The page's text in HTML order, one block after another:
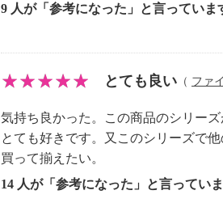
：一連パウチ×２個（ミルク、クリー
・日本製
【その他】
＜ＭＥＭ サンプロテクト リクイッ
ー クリアベージュ パウチ＞
【内容】
9 人が「参考になった」と言っていま
とても良い （ ファ
気持ち良かった。この商品のシリーズ
とても好きです。又このシリーズで
買って揃えたい。
14 人が「参考になった」と言ってい